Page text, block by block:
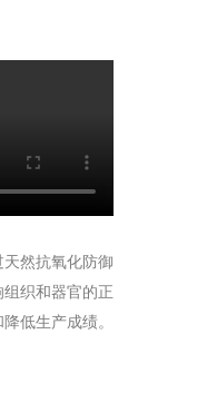
然抗氧化防御
织和器官的正
低生产成绩。